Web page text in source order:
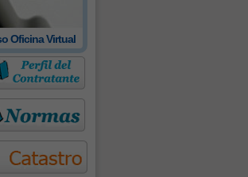
Oficina Virtual